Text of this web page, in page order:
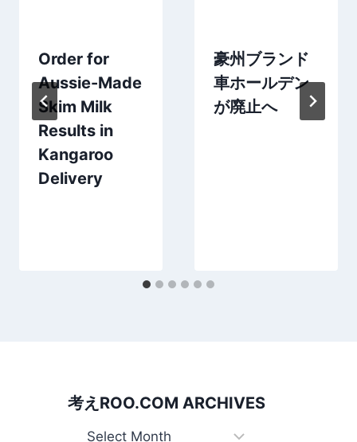
Order for
Aussie-Made
Skim Milk
Results in
Kangaroo
Delivery
豪州ブランド
車ホールデン
が廃止へ
考えROO.COM ARCHIVES
考えRoo.com Archives